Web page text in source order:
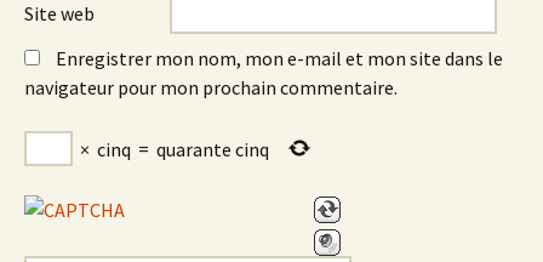
Site web
Enregistrer mon nom, mon e-mail et mon site dans le
navigateur pour mon prochain commentaire.
× cinq = quarante cinq